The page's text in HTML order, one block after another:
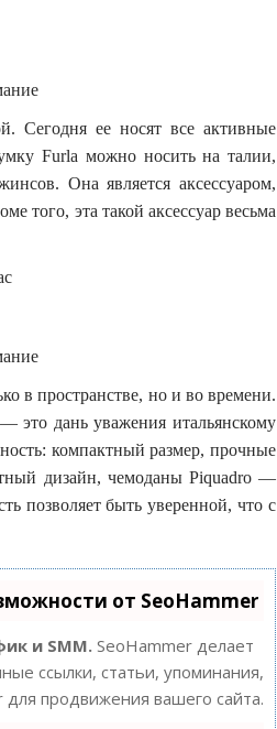
Сегодня ее носят все активные
Furla можно носить на талии,
Она является аксессуаром,
того, эта такой аксессуар весьма
в пространстве, но и во времени.
это дань уважения итальянскому
компактный размер, прочные
дизайн, чемоданы Piquadro —
позволяет быть уверенной, что с
от SeoHammer
и SMM. SeoHammer делает
ссылки, статьи, упоминания,
продвижения вашего сайта.